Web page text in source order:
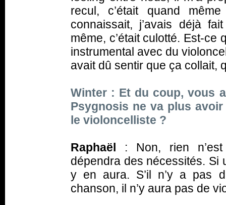
recul, c’était quand
connaissait, j’avais déjà
même, c’était culotté. Est-
instrumental avec du
avait dû sentir que ça
Winter : Et du coup, vous
Psygnosis ne va plus
le violoncelliste ?
Raphaël : Non, rien
dépendra des nécessités. Si
y en aura. S’il n’y a pas
chanson, il n’y aura pas de